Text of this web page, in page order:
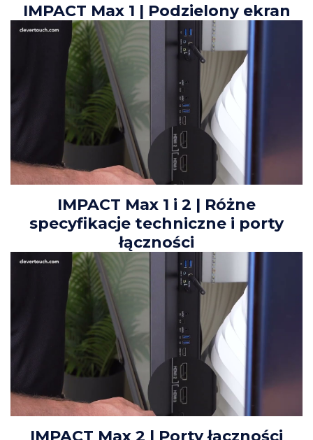
IMPACT Max 1 | Podzielony ekran
IMPACT Max 1 i 2 | Różne
specyfikacje techniczne i porty
łączności
IMPACT Max 2 | Porty łączności